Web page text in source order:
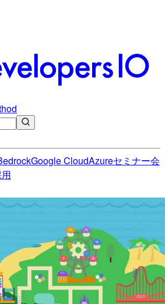
Google CloudAzureセミナー会